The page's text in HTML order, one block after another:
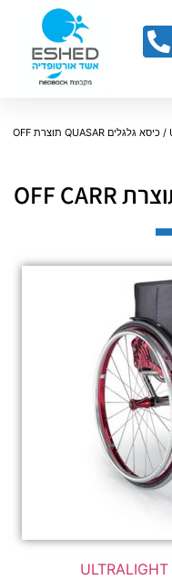
/ כיסא גלגלים QUASAR תוצרת OFF